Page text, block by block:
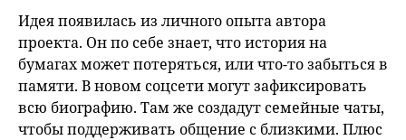
Идея появилась из личного опыта автора
проекта. Он по себе знает, что история на
бумагах может потеряться, или что-то забыться в
памяти. В новом соцсети могут зафиксировать
всю биографию. Там же создадут семейные чаты,
чтобы поддерживать общение с близкими. Плюс